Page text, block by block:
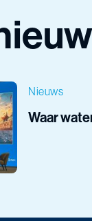
Nieuws
Waar